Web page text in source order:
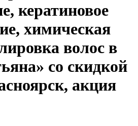
кератиновое
химическая
волос в
со скидкой
акция